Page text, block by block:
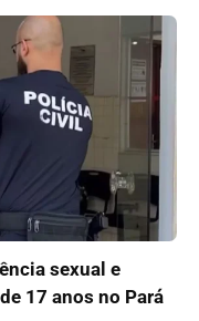
sexual e
17 anos no Pará